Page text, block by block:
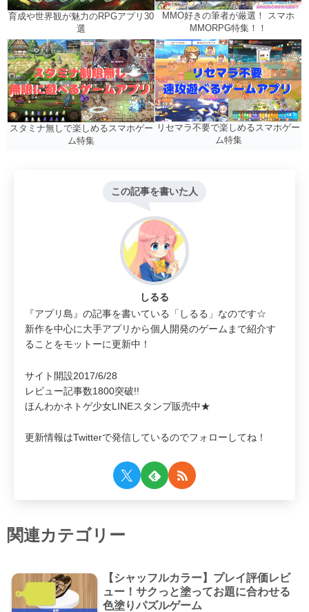
育成や世界観が魅力のRPGアプリ30
選
MMO好きの筆者が厳選！ スマホ
MMORPG特集！！
スタミナ無しで楽しめるスマホゲー
ム特集
リセマラ不要で楽しめるスマホゲー
ム特集
この記事を書いた人
しるる
『アプリ島』の記事を書いている「しるる」なのです☆
新作を中心に大手アプリから個人開発のゲームまで紹介す
ることをモットーに更新中！
サイト開設2017/6/28
レビュー記事数1800突破!!
ほんわかネトゲ少女LINEスタンプ販売中★
更新情報はTwitterで発信しているのでフォローしてね！
関連カテゴリー
【シャッフルカラー】プレイ評価レビ
ュー！サクっと塗ってお題に合わせる
色塗りパズルゲーム